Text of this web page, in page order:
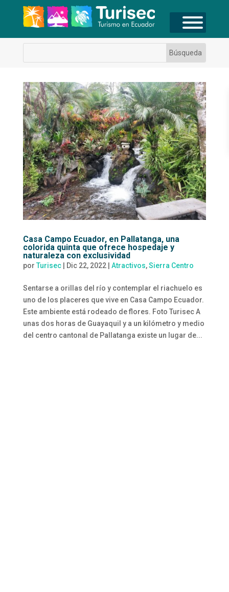
Casa Campo Ecuador, en Pallatanga, una
colorida quinta que ofrece hospedaje y
naturaleza con exclusividad
por Turisec| Dic 22, 2022| Atractivos,Sierra Centro
Sentarse a orillas del río y contemplar el riachuelo es
uno de los placeres que vive en Casa Campo Ecuador.
Este ambiente está rodeado de flores. Foto Turisec A
unas dos horas de Guayaquil y a un kilómetro y medio
del centro cantonal de Pallatanga existe un lugar de...